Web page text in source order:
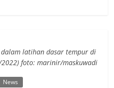
latihan dasar tempur di
2022) foto: marinir/maskuwadi
News